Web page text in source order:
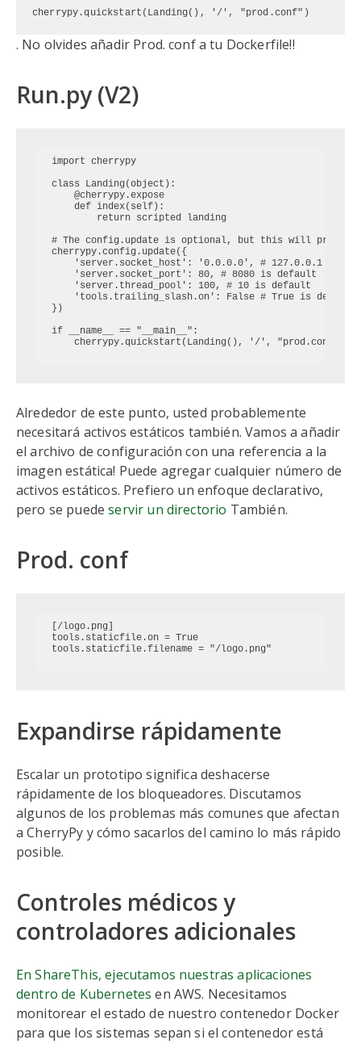
cherrypy.quickstart(Landing(), '/', "prod.conf")
. No olvides añadir Prod. conf a tu Dockerfile!!
Run.py (V2)
import cherrypy
class Landing(object):
    @cherrypy.expose
    def index(self):
        return scripted landing
# The config.update is optional, but this will prevent
cherrypy.config.update({
'server.socket_host': '0.0.0.0', # 127.0.0.1 is
    'server.socket_port': 80, # 8080 is default
    'server.thread_pool': 100, # 10 is default
    'tools.trailing_slash.on': False # True is default
})
if __name__ == "__main__":
Alrededor de este punto, usted probablemente
necesitará activos estáticos también. Vamos a añadir
el archivo de configuración con una referencia a la
imagen estática! Puede agregar cualquier número de
activos estáticos. Prefiero un enfoque declarativo,
pero se puedeservir un directorio También.
Prod. conf
[/logo.png]
tools.staticfile.on = True
Expandirse rápidamente
Escalar un prototipo significa deshacerse
rápidamente de los bloqueadores. Discutamos
algunos de los problemas más comunes que afectan
a CherryPy y cómo sacarlos del camino lo más rápido
posible.
Controles médicos y
controladores adicionales
En ShareThis, ejecutamos nuestras aplicaciones
dentro de Kubernetes en AWS. Necesitamos
monitorear el estado de nuestro contenedor Docker
para que los sistemas sepan si el contenedor está